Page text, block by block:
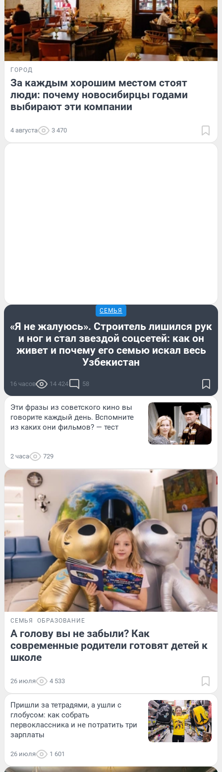
ГОРОД
За каждым хорошим местом стоят
люди: почему новосибирцы годами
выбирают эти компании
4 августа 3 470
СЕМЬЯ
«Я не жалуюсь». Строитель лишился рук
и ног и стал звездой соцсетей: как он
живет и почему его семью искал весь
Узбекистан
16 часов 14 424 58
Эти фразы из советского кино вы
говорите каждый день. Вспомните
из каких они фильмов? — тест
2 часа 729
СЕМЬЯ ОБРАЗОВАНИЕ
А голову вы не забыли? Как
современные родители готовят детей к
школе
26 июля 4 533
Пришли за тетрадями, а ушли с
глобусом: как собрать
первоклассника и не потратить три
зарплаты
26 июля 1 601